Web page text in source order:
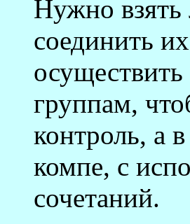
Нужно взять
соединить
группам,
контроль, а
компе, с
сочетаний.